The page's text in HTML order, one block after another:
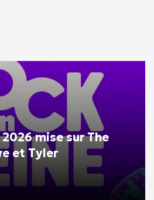
2026 mise sur The
et Tyler